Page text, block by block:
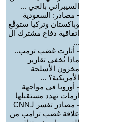
السيبراني بالجي ...
- مصادر: السعودية
وباكستان وتركيا ستوقّع
اتفاقية دفاع مشترك ال
...
- أثارت غضب ترمب..
ماذا تُخفي تقارير
مخزون الأسلحة
الأمريكية؟ ...
- أوروبا في مواجهة
أزمات تهدد مستقبلها
-
مصادر تفسر لـCNN
علاقة غضب ترامب من